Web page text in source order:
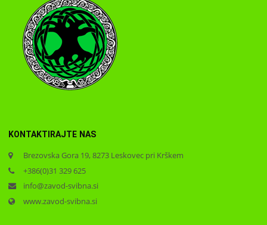
KONTAKTIRAJTE NAS
Brezovska Gora 19, 8273 Leskovec pri Krškem
+386(0)31 329 625
info@zavod-svibna.si
www.zavod-svibna.si